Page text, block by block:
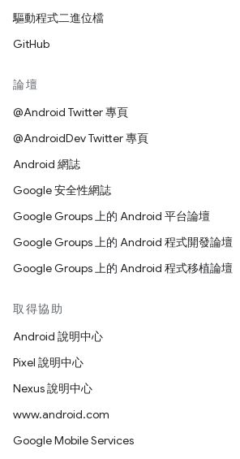
驅動程式二進位檔
GitHub
論壇
@Android Twitter 專頁
@AndroidDev Twitter 專頁
Android 網誌
Google 安全性網誌
Google Groups 上的 Android 平台論壇
Google Groups 上的 Android 程式開發論壇
Google Groups 上的 Android 程式移植論壇
取得協助
Android 說明中心
Pixel 說明中心
Nexus 說明中心
www.android.com
Google Mobile Services